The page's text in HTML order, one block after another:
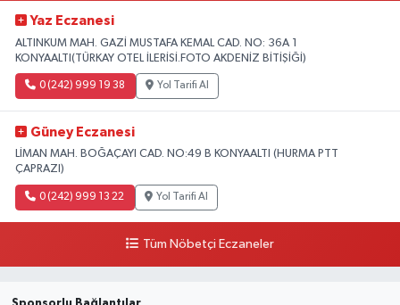
Yaz Eczanesi
ALTINKUM MAH. GAZİ MUSTAFA KEMAL CAD. NO: 36A 1
KONYAALTI(TÜRKAY OTEL İLERİSİ.FOTO AKDENİZ BİTİŞİĞİ)
0 (242) 999 19 38 Yol Tarifi Al
Güney Eczanesi
LİMAN MAH. BOĞAÇAYI CAD. NO:49 B KONYAALTI (HURMA PTT
ÇAPRAZI)
0 (242) 999 13 22 Yol Tarifi Al
Tüm Nöbetçi Eczaneler